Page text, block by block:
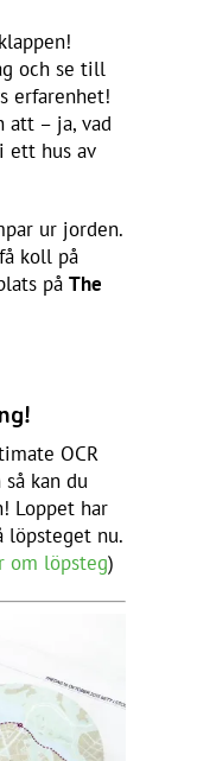
och se till
erfarenhet!
att – ja, vad
ett hus av
ur jorden.
koll på
på The
OCR
kan du
Loppet har
löpsteget nu.
om löpsteg)